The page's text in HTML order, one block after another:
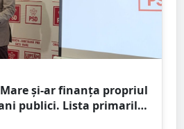
Mare și-ar finanța propriul
publici. Lista primarilor